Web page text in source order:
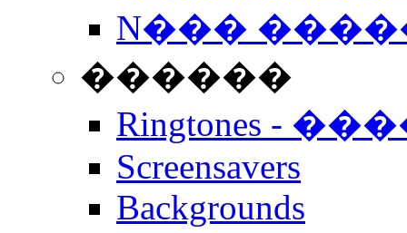
N���
������
Ringtones -
Screensavers
Backgrounds